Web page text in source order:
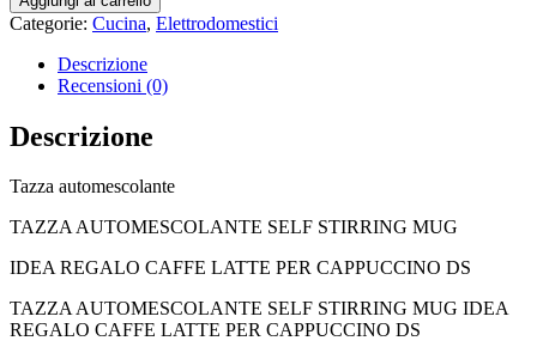
Categorie: Cucina, Elettrodomestici
Descrizione
Recensioni (0)
Descrizione
Tazza automescolante
TAZZA AUTOMESCOLANTE SELF STIRRING MUG
IDEA REGALO CAFFE LATTE PER CAPPUCCINO DS
TAZZA AUTOMESCOLANTE SELF STIRRING MUG IDEA
REGALO CAFFE LATTE PER CAPPUCCINO DS